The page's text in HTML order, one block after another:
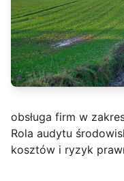
obsługa firm w
Rola audytu
kosztów i ryzyk